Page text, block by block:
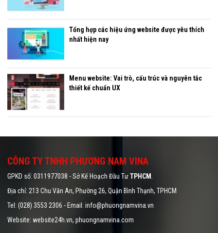
Tổng hợp các hiệu ứng website được yêu thích
nhất hiện nay
Menu website: Vai trò, cấu trúc và nguyên tắc
thiết kế chuẩn UX
CÔNG TY TNHH PHƯƠNG NAM VINA
GPKD số: 0311977038 - Sở Kế Hoạch Đầu TưTPHCM .
Địa chỉ: 213 Chu Văn An, Phường 26, Quận Bình Thạnh, TPHCM
Tel: (028) 3553 2306 - Email: info@phuongnamvina.vn
Website: website24h.vn, phuongnamvina.com